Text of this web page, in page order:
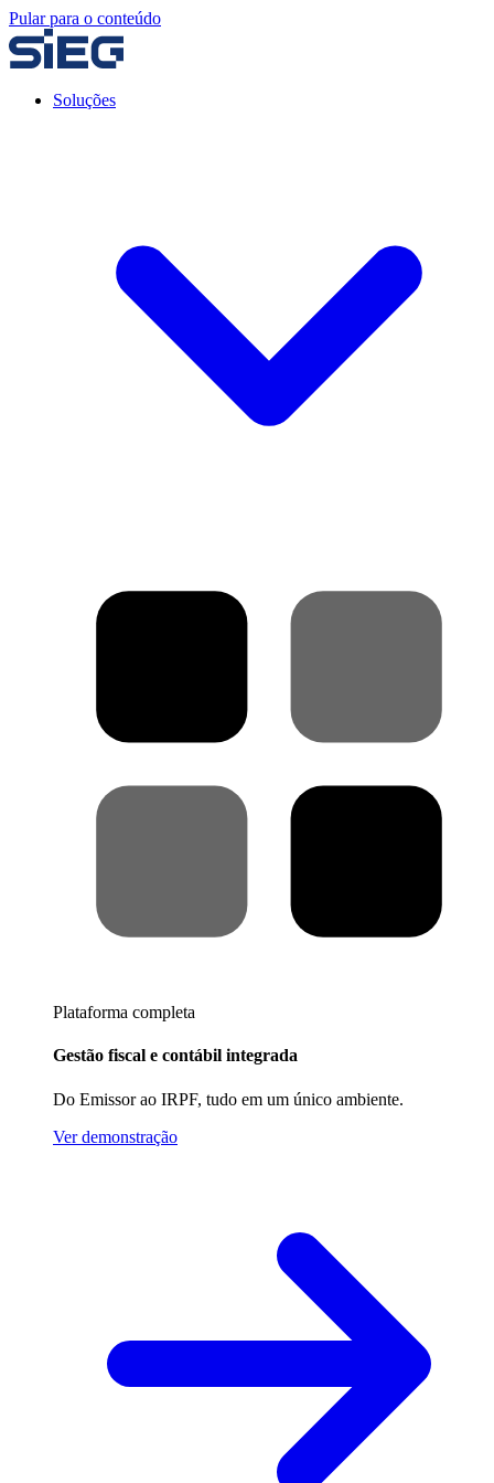
Pular para o conteúdo
Soluções
Plataforma completa
Gestão fiscal e contábil integrada
Do Emissor ao IRPF, tudo em um único ambiente.
Ver demonstração